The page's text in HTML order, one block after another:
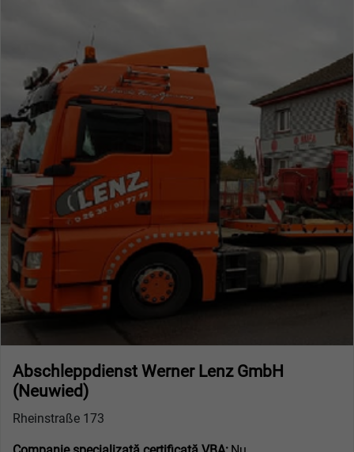
Abschleppdienst Werner Lenz GmbH
(Neuwied)
Rheinstraße 173